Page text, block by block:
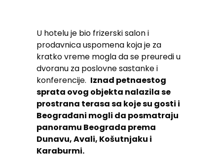
U hotelu je bio frizerski salon i
prodavnica uspomena koja je za
kratko vreme mogla da se preuredi u
dvoranu za poslovne sastanke i
konferencije. Iznad petnaestog
sprata ovog objekta nalazila se
prostrana terasa sa koje su gosti i
Beograđani mogli da posmatraju
panoramu Beograda prema
Dunavu, Avali, Košutnjaku i
Karaburmi.